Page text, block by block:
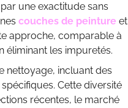
une exactitude sans
couches de peinture et
approche, comparable à
éliminant les impuretés.
nettoyage, incluant des
Cette diversité
récentes, le marché